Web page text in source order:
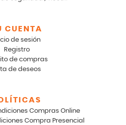
CUENTA
de sesión
Registro
de compras
de deseos
Compras Online
Compra Presencial